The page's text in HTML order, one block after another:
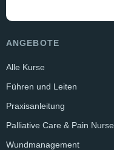
ANGEBOTE
Alle Kurse
Führen und Leiten
Praxisanleitung
Palliative Care & Pain Nurse
Wundmanagement